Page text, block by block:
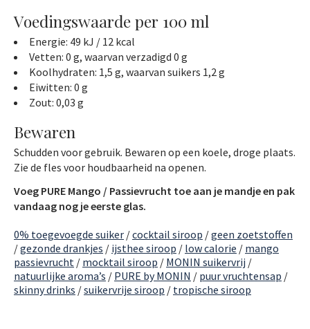
Voedingswaarde per 100 ml
Energie: 49 kJ / 12 kcal
Vetten: 0 g, waarvan verzadigd 0 g
Koolhydraten: 1,5 g, waarvan suikers 1,2 g
Eiwitten: 0 g
Zout: 0,03 g
Bewaren
Schudden voor gebruik. Bewaren op een koele, droge plaats.
Zie de fles voor houdbaarheid na openen.
Voeg PURE Mango / Passievrucht toe aan je mandje en pak
vandaag nog je eerste glas.
0% toegevoegde suiker /cocktail siroop /geen zoetstoffen
/gezonde drankjes / ijsthee siroop / low calorie / mango
passievrucht / mocktail siroop / MONIN suikervrij /
natuurlijke aroma’s / PURE by MONIN / puur vruchtensap /
skinny drinks /suikervrije siroop / tropische siroop